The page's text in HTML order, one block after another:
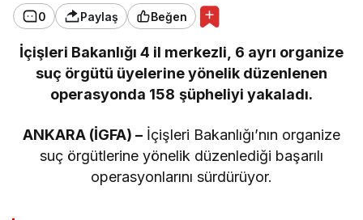
0 Paylaş Beğen
İçişleri Bakanlığı 4 il merkezli, 6 ayrı organize
suç örgütü üyelerine yönelik düzenlenen
operasyonda 158 şüpheliyi yakaladı.
ANKARA (İGFA) –İçişleri Bakanlığı’nın organize
suç örgütlerine yönelik düzenlediği başarılı
operasyonlarını sürdürüyor.